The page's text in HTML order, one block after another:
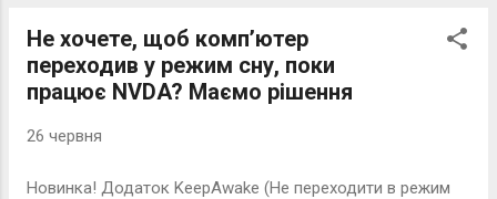
Не хочете, щоб комп’ютер
переходив у режим сну, поки
працює NVDA? Маємо рішення
26 червня
Новинка! Додаток KeepAwake (Не переходити в режим